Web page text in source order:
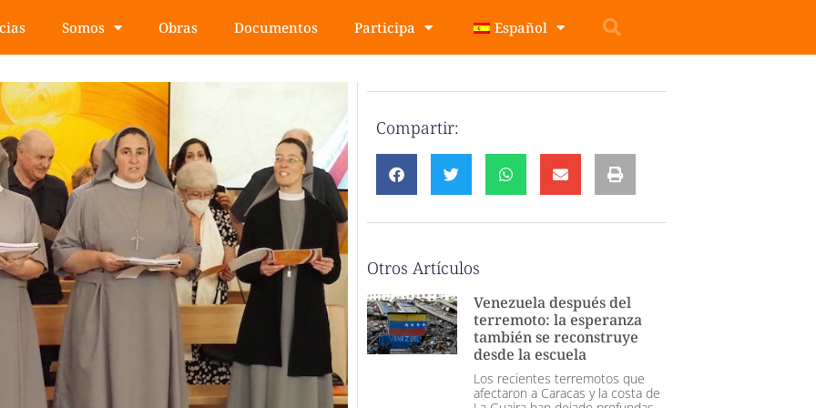
Somos Obras Documentos Participa Español
Compartir:
Otros Artículos
Venezuela después del
terremoto: la esperanza
también se reconstruye
desde la escuela
Los recientes terremotos que
afectaron a Caracas y la costa de